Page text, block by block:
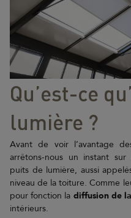
Qu’est-ce
lumière ?
Avant de voir l’avantage
arrêtons-nous un instant
puits de lumière, aussi
niveau de la toiture. Comme
pour fonction la diffusion de
intérieurs.